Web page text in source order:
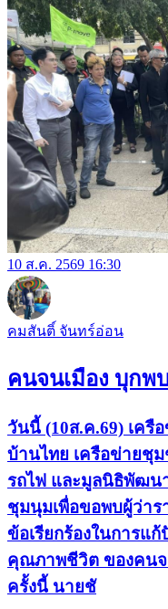
10 ส.ค. 2569 16:30
คมสันติ์ จันทร์อ่อน
คนจนเมือง บุกพ
วันนี้ (10ส.ค.69) เครื
บ้านไทย เครือข่ายชุ
รถไฟ และมูลนิธิพัฒน
ชุมนุมเพื่อขอพบผู้ว่าร
ข้อเรียกร้องในการ
คุณภาพชีวิต ของคนจ
ครั้งนี้ นายชั